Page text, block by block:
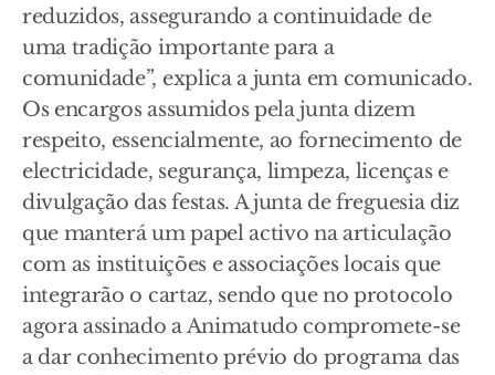
reduzidos, assegurando a continuidade de
uma tradição importante para a
comunidade”, explica a junta em comunicado.
Os encargos assumidos pela junta dizem
respeito, essencialmente, ao fornecimento de
electricidade, segurança, limpeza, licenças e
divulgação das festas. A junta de freguesia diz
que manterá um papel activo na articulação
com as instituições e associações locais que
integrarão o cartaz, sendo que no protocolo
agora assinado a Animatudo compromete-se
a dar conhecimento prévio do programa das